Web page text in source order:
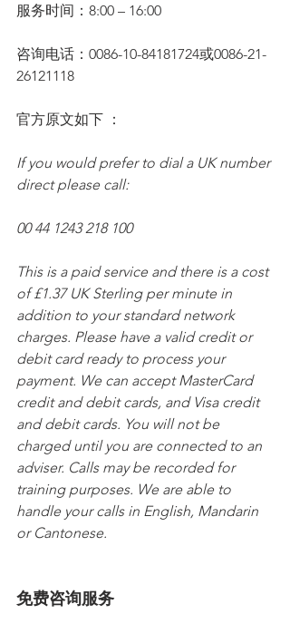
服务时间：8:00 – 16:00
咨询电话：0086-10-84181724或0086-21-
26121118
官方原文如下 ：
If you would prefer to dial a UK number
direct please call:
00 44 1243 218 100
This is a paid service and there is a cost
of £1.37 UK Sterling per minute in
addition to your standard network
charges. Please have a valid credit or
debit card ready to process your
payment. We can accept MasterCard
credit and debit cards, and Visa credit
and debit cards. You will not be
charged until you are connected to an
adviser. Calls may be recorded for
training purposes. We are able to
handle your calls in English, Mandarin
or Cantonese.
免费咨询服务